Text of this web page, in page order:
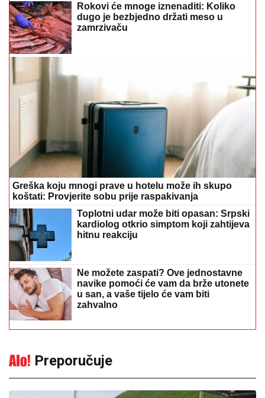
Rokovi će mnoge iznenaditi: Koliko
dugo je bezbjedno držati meso u
zamrzivaču
Greška koju mnogi prave u hotelu može ih skupo
koštati: Provjerite sobu prije raspakivanja
Toplotni udar može biti opasan: Srpski
kardiolog otkrio simptom koji zahtijeva
hitnu reakciju
Ne možete zaspati? Ove jednostavne
navike pomoći će vam da brže utonete
u san, a vaše tijelo će vam biti
zahvalno
Preporučuje